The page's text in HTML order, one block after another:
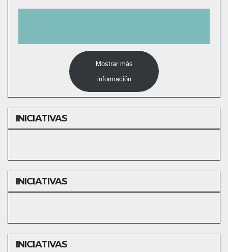
Mostrar más
información
INICIATIVAS
INICIATIVAS
INICIATIVAS